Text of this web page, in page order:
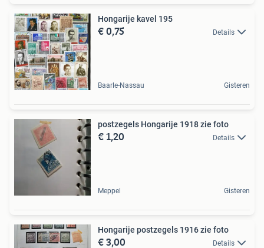
Hongarije kavel 195
€ 0,75 Details
Baarle-Nassau Gisteren
postzegels Hongarije 1918 zie foto
€ 1,20 Details
Meppel Gisteren
Hongarije postzegels 1916 zie foto
€ 3,00 Details